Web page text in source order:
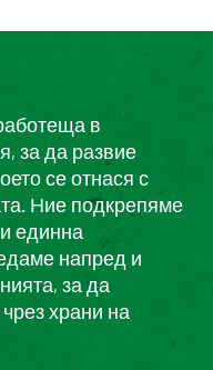
в
за да развие
се отнася с
Ние подкрепяме
единна
напред и
за да
храни на